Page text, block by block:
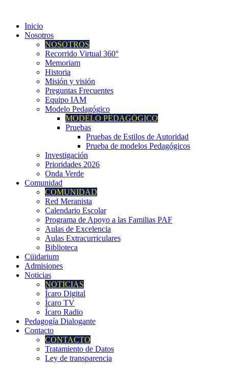
Inicio
Nosotros
NOSOTROS
Recorrido Virtual 360°
Memoriam
Historia
Misión y visión
Preguntas Frecuentes
Equipo IAM
Modelo Pedagógico
MODELO PEDAGÓGICO
Pruebas
Pruebas de Estilos de Autoridad
Prueba de modelos Pedagógicos
Investigación
Prioridades 2026
Onda Verde
Comunidad
COMUNIDAD
Red Meranista
Calendario Escolar
Programa de Apoyo a las Familias PAF
Aulas de Excelencia
Aulas Extracurriculares
Biblioteca
Cüidarium
Admisiones
Noticias
NOTICIAS
Ícaro Digital
Ícaro TV
Ícaro Radio
Pedagogía Dialogante
Contacto
CONTACTO
Tratamiento de Datos
Ley de transparencia